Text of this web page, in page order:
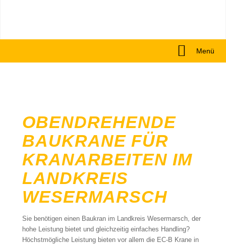
Menü
OBENDREHENDE
BAUKRANE FÜR
KRANARBEITEN IM
LANDKREIS
WESERMARSCH
Sie benötigen einen Baukran im Landkreis Wesermarsch, der
hohe Leistung bietet und gleichzeitig einfaches Handling?
Höchstmögliche Leistung bieten vor allem die EC-B Krane in